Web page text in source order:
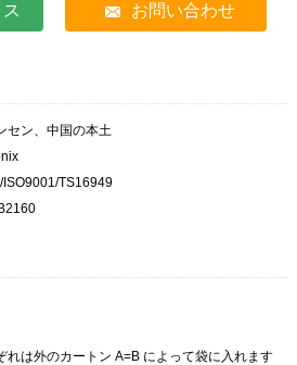
お問い合わせ
セン、中国の本土
ISO9001/TS16949
れは外のカートン A=B によって袋に入れます